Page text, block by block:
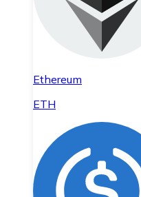
Ethereum
ETH